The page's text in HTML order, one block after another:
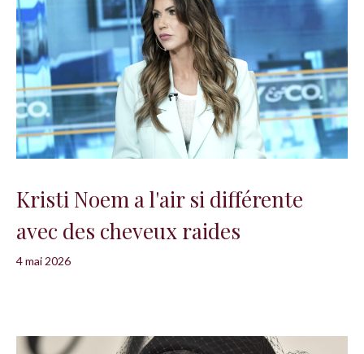
Kristi Noem a l'air si différente
avec des cheveux raides
4 mai 2026